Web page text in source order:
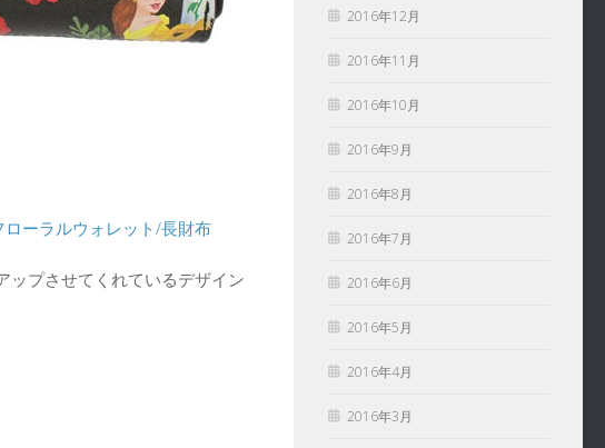
ーラルウォレット/長財布
ップさせてくれているデザイン
2016年12月
2016年11月
2016年10月
2016年9月
2016年8月
2016年7月
2016年6月
2016年5月
2016年4月
2016年3月